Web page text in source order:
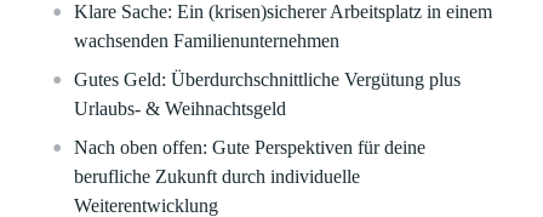
Klare Sache:Ein (krisen)sicherer Arbeitsplatz in einem
wachsenden Familienunternehmen
Gutes Geld:Überdurchschnittliche Vergütung plus
Urlaubs- & Weihnachtsgeld
Nach oben offen:Gute Perspektiven für deine
berufliche Zukunft durch individuelle
Weiterentwicklung